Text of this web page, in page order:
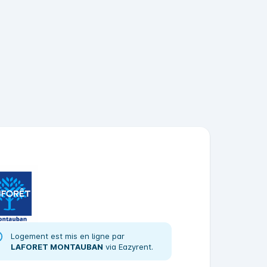
Logement est mis en ligne par
LAFORET MONTAUBAN via Eazyrent.